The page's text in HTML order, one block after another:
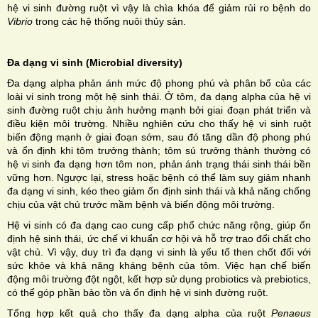
hệ vi sinh đường ruột vì vậy là chìa khóa để giảm rủi ro bệnh do
Vibrio trong các hệ thống nuôi thủy sản.
Đa dạng vi sinh (Microbial diversity)
Đa dạng alpha phản ánh mức độ phong phú và phân bố của các
loài vi sinh trong một hệ sinh thái. Ở tôm, đa dạng alpha của hệ vi
sinh đường ruột chịu ảnh hưởng mạnh bởi giai đoạn phát triển và
điều kiện môi trường. Nhiều nghiên cứu cho thấy hệ vi sinh ruột
biến động mạnh ở giai đoạn sớm, sau đó tăng dần độ phong phú
và ổn định khi tôm trưởng thành; tôm sú trưởng thành thường có
hệ vi sinh đa dạng hơn tôm non, phản ánh trạng thái sinh thái bền
vững hơn. Ngược lại, stress hoặc bệnh có thể làm suy giảm nhanh
đa dạng vi sinh, kéo theo giảm ổn định sinh thái và khả năng chống
chịu của vật chủ trước mầm bệnh và biến động môi trường.
Hệ vi sinh có đa dạng cao cung cấp phổ chức năng rộng, giúp ổn
định hệ sinh thái, ức chế vi khuẩn cơ hội và hỗ trợ trao đổi chất cho
vật chủ. Vì vậy, duy trì đa dạng vi sinh là yếu tố then chốt đối với
sức khỏe và khả năng kháng bệnh của tôm. Việc hạn chế biến
động môi trường đột ngột, kết hợp sử dụng probiotics và prebiotics,
có thể góp phần bảo tồn và ổn định hệ vi sinh đường ruột.
Tổng hợp kết quả cho thấy đa dạng alpha của ruột Penaeus